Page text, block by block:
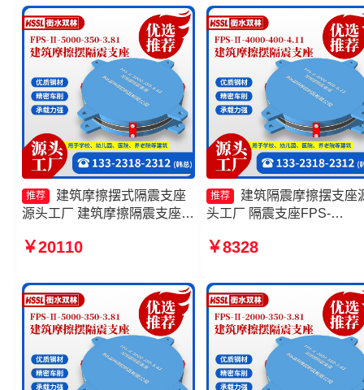
4.11厂家
3.48
推荐
建筑摩擦摆式隔震支座
源头工厂 建筑摩擦隔震支座生
摆隔震支座(FPS)生产厂家 建
￥20110
推荐
建筑隔震摩擦摆支座
头工厂 隔震支座FPS-
式隔震支座厂家 摩擦摆隔
￥8328